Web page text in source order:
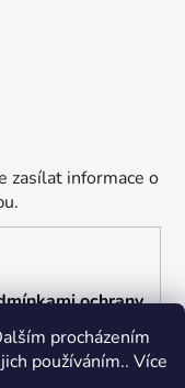
procházením
používáním.. Více
zasílat informace o
ochrany